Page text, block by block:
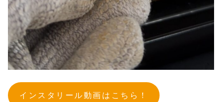
インスタリール動画はこちら！